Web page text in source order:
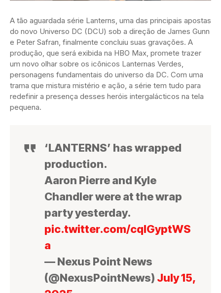
A tão aguardada série Lanterns, uma das principais apostas
do novo Universo DC (DCU) sob a direção de James Gunn
e Peter Safran, finalmente concluiu suas gravações. A
produção, que será exibida na HBO Max, promete trazer
um novo olhar sobre os icônicos Lanternas Verdes,
personagens fundamentais do universo da DC. Com uma
trama que mistura mistério e ação, a série tem tudo para
redefinir a presença desses heróis intergalácticos na tela
pequena.
‘LANTERNS’ has wrapped
production.
Aaron Pierre and Kyle
Chandler were at the wrap
party yesterday.
pic.twitter.com/cqIGyptWS
a
— Nexus Point News
(@NexusPointNews) July 15,